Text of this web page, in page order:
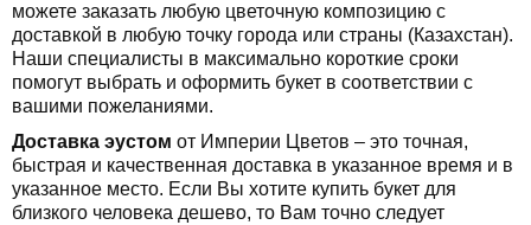
можете заказать любую цветочную композицию с
доставкой в любую точку города или страны (Казахстан).
Наши специалисты в максимально короткие сроки
помогут выбрать и оформить букет в соответствии с
вашими пожеланиями.
Доставка эустом от Империи Цветов – это точная,
быстрая и качественная доставка в указанное время и в
указанное место. Если Вы хотите купить букет для
близкого человека дешево, то Вам точно следует